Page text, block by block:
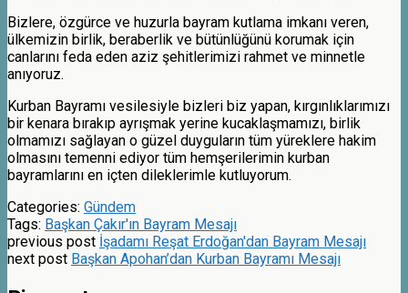
Bizlere, özgürce ve huzurla bayram kutlama imkanı veren,
ülkemizin birlik, beraberlik ve bütünlüğünü korumak için
canlarını feda eden aziz şehitlerimizi rahmet ve minnetle
anıyoruz.
Kurban Bayramı vesilesiyle bizleri biz yapan, kırgınlıklarımızı
bir kenara bırakıp ayrışmak yerine kucaklaşmamızı, birlik
olmamızı sağlayan o güzel duyguların tüm yüreklere hakim
olmasını temenni ediyor tüm hemşerilerimin kurban
bayramlarını en içten dileklerimle kutluyorum.
Categories: Gündem
Tags: Başkan Çakır'ın Bayram Mesajı
previous post İşadamı Reşat Erdoğan'dan Bayram Mesajı
next post Başkan Apohan’dan Kurban Bayramı Mesajı